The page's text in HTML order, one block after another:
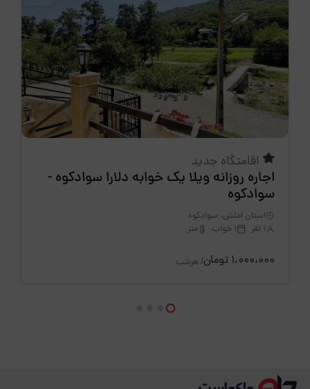
اقامتگاه جدید
اجاره روزانه ویلا یک خوابه دلارا سوادکوه -
سوادکوه
استان املش، سوادکوه
1 نفر
1 خواب متر
1،000،000 تومان / هرشب